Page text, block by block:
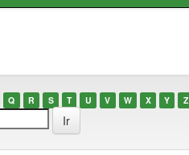
Q R S T U V W X Y Z